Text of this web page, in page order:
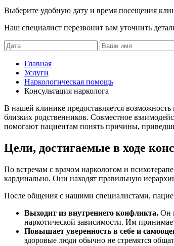
Выберите удобную дату и время посещения
Наш специалист перезвонит вам уточнить
Главная
Услуги
Наркологическая помощь
Консультация нарколога
В нашей клинике предоставляется
близких родственников. Совместное
помогают пациентам понять причины,
Цели, достигаемые в ходе
По встречам с врачом наркологом и
кардинально. Они находят правильную
После общения с нашими специалистами,
Выходит из внутреннего конфликта. Он
наркотической зависимости. Им
Повышает уверенность в себе и
здоровые люди обычно не стремятся